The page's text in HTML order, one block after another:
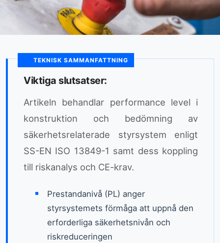
TEKNISK SAMMANFATTNING
Viktiga slutsatser:
Artikeln behandlar performance level i
konstruktion och bedömning av
säkerhetsrelaterade styrsystem enligt
SS-EN ISO 13849-1 samt dess koppling
till riskanalys och CE-krav.
Prestandanivå (PL) anger
styrsystemets förmåga att uppnå den
erforderliga säkerhetsnivån och
riskreduceringen